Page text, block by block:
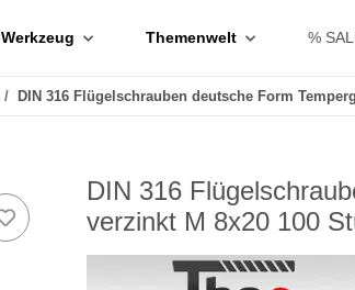
Werkzeug Themenwelt %
DIN 316 Flügelschrauben deutsche Form
DIN 316
verzinkt M 8x20 100